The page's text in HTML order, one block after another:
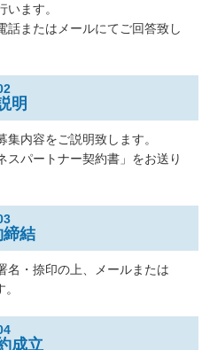
ます。
話またはメールにてご回答致し
明
内容をご説明致します。
スパートナー契約書」をお送り
締結
・捺印の上、
メールまたは
成立